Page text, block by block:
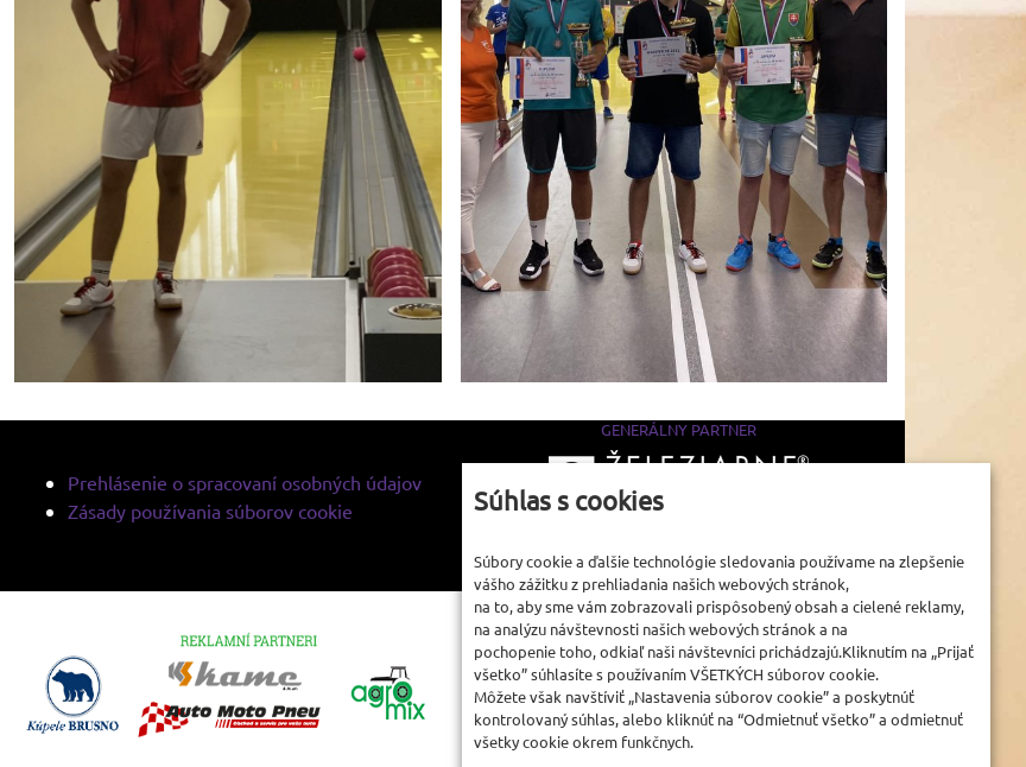
Prehlásenie o spracovaní osobných údajov
Zásady používania súborov cookie
GENERÁLNY PARTNER
Súhlas s cookies
Súbory cookie a ďalšie technológie sledovania používame na zlepšenie
vášho zážitku z prehliadania našich webových stránok,
na to, aby sme vám zobrazovali prispôsobený obsah a cielené reklamy,
na analýzu návštevnosti našich webových stránok a na
pochopenie toho, odkiaľ naši návštevníci prichádzajú.Kliknutím na „Prijať
všetko” súhlasíte s používaním VŠETKÝCH súborov cookie.
Môžete však navštíviť „Nastavenia súborov cookie” a poskytnúť
kontrolovaný súhlas, alebo kliknúť na “Odmietnuť všetko” a odmietnuť
všetky cookie okrem funkčnych.